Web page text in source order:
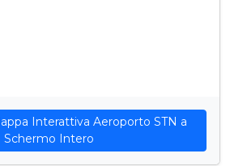
Schermo Intero